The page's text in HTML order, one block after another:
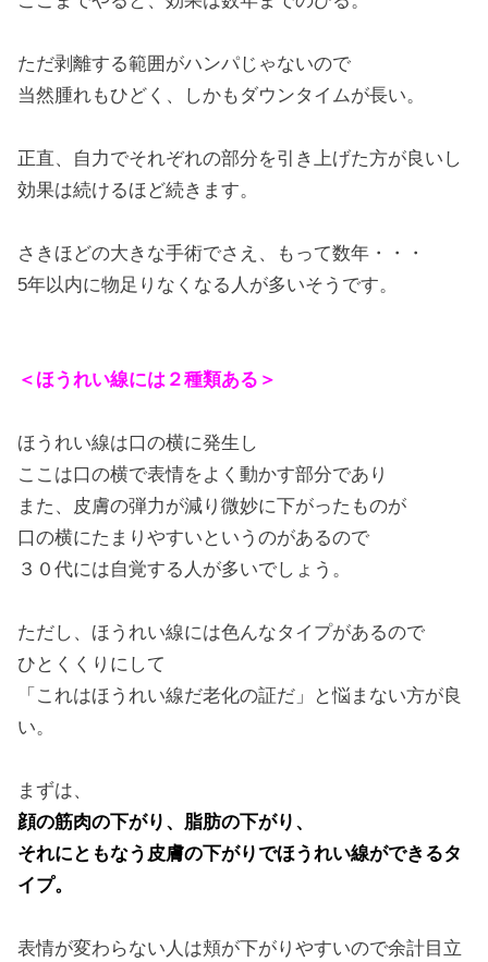
ただ剥離する範囲がハンパじゃないので
当然腫れもひどく、しかもダウンタイムが長い。
正直、自力でそれぞれの部分を引き上げた方が良いし
効果は続けるほど続きます。
さきほどの大きな手術でさえ、もって数年・・・
5年以内に物足りなくなる人が多いそうです。
＜ほうれい線には２種類ある＞
ほうれい線は口の横に発生し
ここは口の横で表情をよく動かす部分であり
また、皮膚の弾力が減り微妙に下がったものが
口の横にたまりやすいというのがあるので
３０代には自覚する人が多いでしょう。
ただし、ほうれい線には色んなタイプがあるので
ひとくくりにして
「これはほうれい線だ老化の証だ」と悩まない方が良
い。
まずは、
顔の筋肉の下がり、脂肪の下がり、
それにともなう皮膚の下がりでほうれい線ができるタ
イプ。
表情が変わらない人は頬が下がりやすいので余計目立